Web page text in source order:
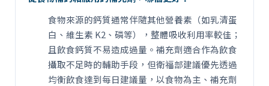
食物來源的鈣質通常伴隨其他營養素（如乳清蛋
白、維生素 K2、磷等），整體吸收利用率較佳；
且飲食鈣質不易造成過量。補充劑適合作為飲食
攝取不足時的輔助手段，但衛福部建議優先透過
均衡飲食達到每日建議量，以食物為主、補充劑